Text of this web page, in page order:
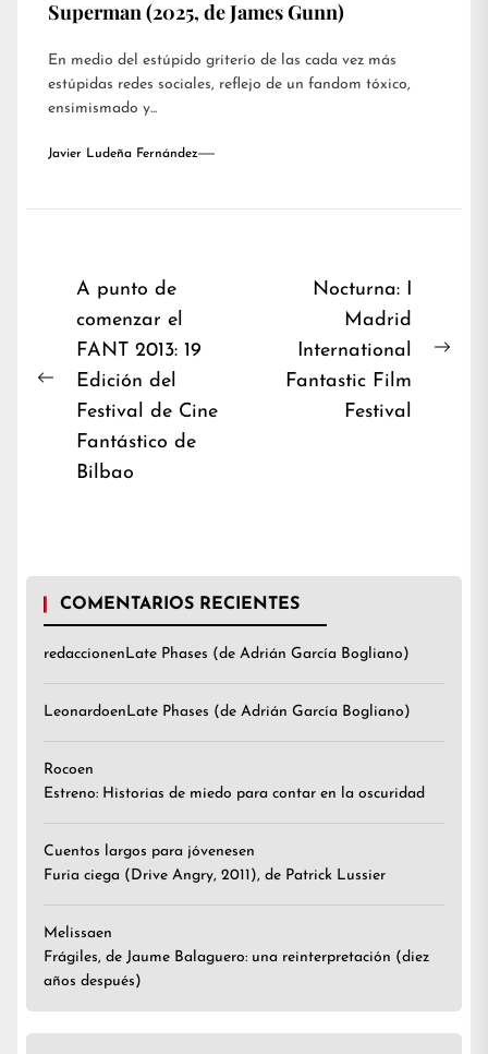
Superman (2025, de James Gunn)
En medio del estúpido griterío de las cada vez más
estúpidas redes sociales, reflejo de un fandom tóxico,
ensimismado y...
Javier Ludeña Fernández
Navegación
entradas
Previous
A punto de
comenzar el
FANT 2013: 19
Edición del
Festival de Cine
Fantástico de
Bilbao
Nocturna: I
Madrid
International
Fantastic Film
Festival
COMENTARIOS RECIENTES
redaccionen Late Phases (de Adrián García Bogliano)
Leonardoen Late Phases (de Adrián García Bogliano)
Rocoen
Estreno: Historias de miedo para contar en la oscuridad
Cuentos largos para jóvenesen
Furia ciega (Drive Angry, 2011), de Patrick Lussier
Melissaen
Frágiles, de Jaume Balaguero: una reinterpretación (diez
años después)